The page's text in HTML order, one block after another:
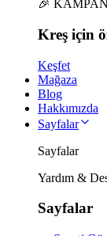
🎉
Kreş için
Keşfet
Mağaza
Blog
Hakkımızda
Sayfalar
Sayfalar
Yardım &
Sayfalar